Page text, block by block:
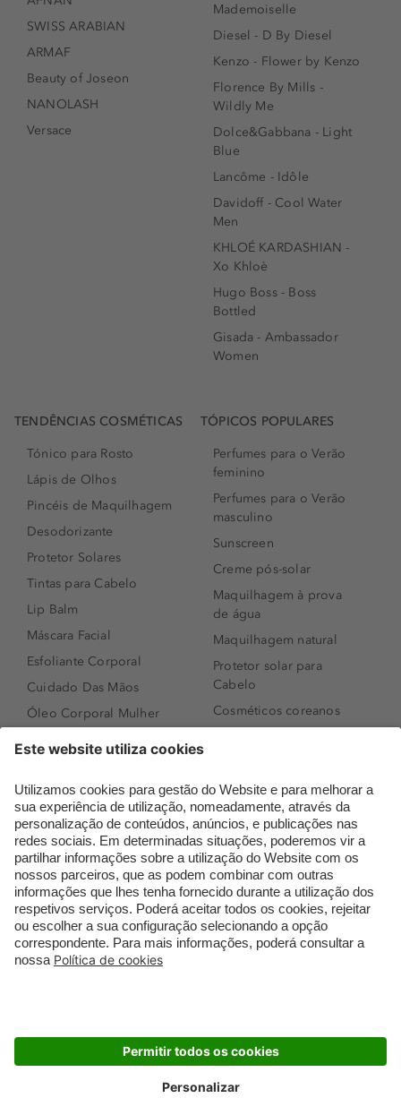
SWISS ARABIAN
ARMAF
Beauty of Joseon
NANOLASH
Versace
Mademoiselle
Diesel - D By Diesel
Kenzo - Flower by Kenzo
Florence By Mills -
Wildly Me
Dolce&Gabbana - Light
Blue
Lancôme - Idôle
Davidoff - Cool Water
Men
KHLOÉ KARDASHIAN -
Xo Khloè
Hugo Boss - Boss
Bottled
Gisada - Ambassador
Women
TENDÊNCIAS COSMÉTICAS
Tónico para Rosto
Lápis de Olhos
Pincéis de Maquilhagem
Desodorizante
Protetor Solares
Tintas para Cabelo
Lip Balm
Máscara Facial
Esfoliante Corporal
Cuidado Das Mãos
Óleo Corporal Mulher
Sérum de Rosto
Body mist & Spray
corporal
Produtos para Cabelo
Homem
Espuma de Limpeza
Facial
Dermocosmética
TÓPICOS POPULARES
Perfumes para o Verão
feminino
Perfumes para o Verão
masculino
Sunscreen
Creme pós-solar
Maquilhagem à prova
de água
Maquilhagem natural
Protetor solar para
Cabelo
Cosméticos coreanos
Perfumes árabes
Novidades
Melhores Perfumes
Femininos
TOP 10: Perfumes
Masculinos
Pestanas Postiças
Creme Rosto Homem
Embalagens Sustentáveis